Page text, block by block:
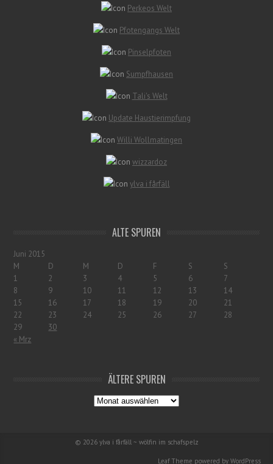
Perkeos Welt
Pfotengangs Welt
Pinselpfoten
Sumpfhausen
Tali's Welt
Update Haustierimpfung
Willi Wollmatingen
wizzardoz
ylva i fårfäll
ALTE SPUREN
Juni 2015
M
D M D F S S
« Mrz
1 2 3 4 5 6
7
8
9 10 11 12 13
14
15
16 17 18 19 20
21
22
23 24 25 26 27
28
29
30
ÄLTERE SPUREN
© 2026 ylva i fårfäll ~ wölfin im schafspelz
Leaf Theme powered by WordPress